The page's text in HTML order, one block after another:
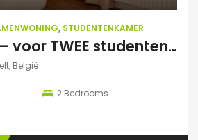
, STUDENTENKAMER
Residence 6 – voor TWEE studenten: Exclusieve studentenduplex
België
2 Bedrooms